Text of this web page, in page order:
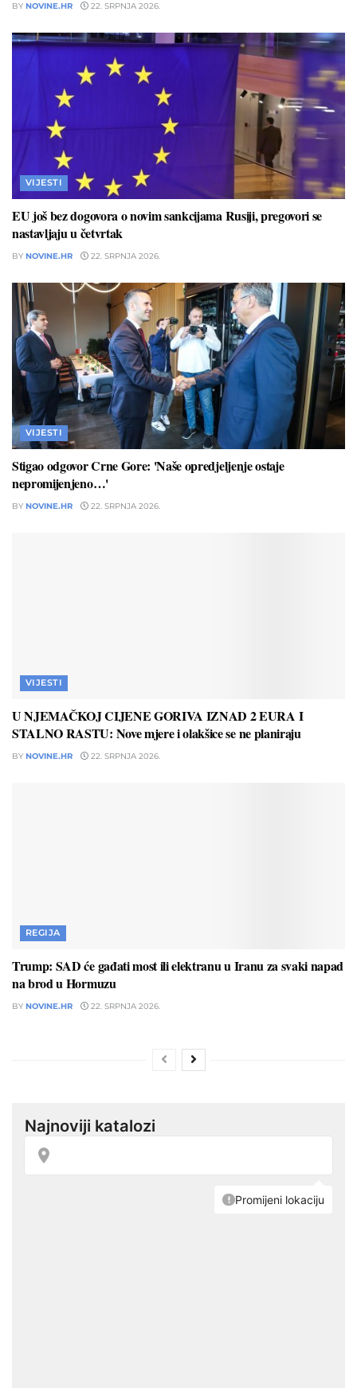
BY NOVINE.HR 22. SRPNJA 2026.
VIJESTI
EU još bez dogovora o novim sankcijama Rusiji, pregovori se
nastavljaju u četvrtak
BY NOVINE.HR 22. SRPNJA 2026.
VIJESTI
Stigao odgovor Crne Gore: 'Naše opredjeljenje ostaje
nepromijenjeno…'
BY NOVINE.HR 22. SRPNJA 2026.
VIJESTI
U NJEMAČKOJ CIJENE GORIVA IZNAD 2 EURA I
STALNO RASTU: Nove mjere i olakšice se ne planiraju
BY NOVINE.HR 22. SRPNJA 2026.
REGIJA
Trump: SAD će gađati most ili elektranu u Iranu za svaki napad
na brod u Hormuzu
BY NOVINE.HR 22. SRPNJA 2026.